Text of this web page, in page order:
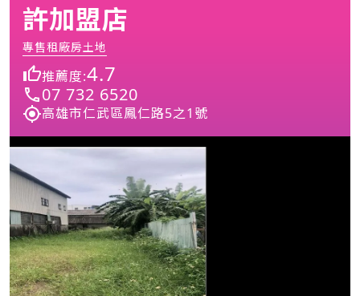
許加盟店
專售租廠房土地
推薦度:4.7
07 732 6520
高雄市仁武區鳳仁路5之1號